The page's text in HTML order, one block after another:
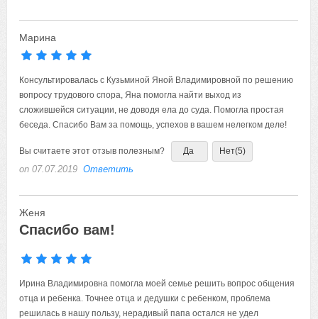
Марина
Консультировалась с Кузьминой Яной Владимировной по решению
вопросу трудового спора, Яна помогла найти выход из
сложившейся ситуации, не доводя ела до суда. Помогла простая
беседа. Спасибо Вам за помощь, успехов в вашем нелегком деле!
Вы считаете этот отзыв полезным? Да Нет(5)
on 07.07.2019 Ответить
Женя
Спасибо вам!
Ирина Владимировна помогла моей семье решить вопрос общения
отца и ребенка. Точнее отца и дедушки с ребенком, проблема
решилась в нашу пользу, нерадивый папа остался не удел